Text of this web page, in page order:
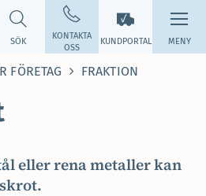
KUNDPORTAL
SÖK
KONTAKTA
OSS
MENY
FÖRETAG FRAKTION
eller rena metaller kan